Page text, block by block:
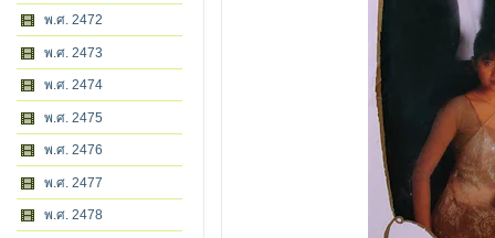
พ.ศ. 2472
พ.ศ. 2473
พ.ศ. 2474
พ.ศ. 2475
พ.ศ. 2476
พ.ศ. 2477
พ.ศ. 2478